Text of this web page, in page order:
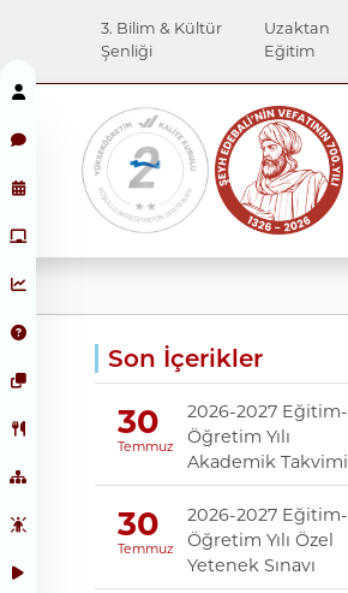
3. Bilim & Kültür
Şenliği
Uzaktan
Eğitim
Son İçerikler
30
Temmuz
2026-2027 Eğitim-
Öğretim Yılı
Akademik Takvimi
30
Temmuz
2026-2027 Eğitim-
Öğretim Yılı Özel
Yetenek Sınavı